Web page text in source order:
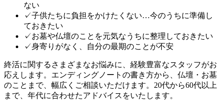
ない
✓子供たちに負担をかけたくない…今のうちに準備し
ておきたい
✓お墓や仏壇のことを元気なうちに整理しておきたい
✓身寄りがなく、自分の最期のことが不安
終活に関するさまざまなお悩みに、経験豊富なスタッフがお
応えします。エンディングノートの書き方から、仏壇・お墓
のことまで、幅広くご相談いただけます。20代から60代以上
まで、年代に合わせたアドバイスをいたします。